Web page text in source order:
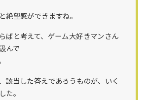
絶望感ができますね。
ばと考えて、ゲーム大好きマンさん
んで
該当した答えであろうものが、いく
た。